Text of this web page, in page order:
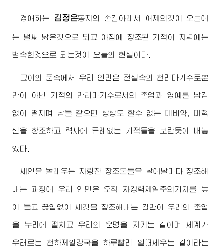
경애하는 김정은동지 의 손길아래서 어제의것이 오늘에
는 벌써 낡은것으로 되고 아침에 창조된 기적이 저녁에는
범속한것으로 되는것이 오늘의 현실이다.
그이의 품속에서 우리 인민은 전설속의 천리마기수로뿐
만이 아닌 기적의 만리마기수로서의 존엄과 영예를 남김
없이 떨치며 남들 같으면 상상도 할수 없는 대비약, 대혁
신을 창조하고 력사에 류례없는 기적들을 보란듯이 내놓
았다.
세인을 놀래우는 자랑찬 창조물들을 날에날마다 창조해
내는 과정에 우리 인민은 오직 자강력제일주의기치를 높
이 들고 끊임없이 새것을 창조해내는 길만이 우리의 존엄
을 누리에 떨치고 우리의 운명을 지키는 길이며 세계가
우러르는 천하제일강국을 하루빨리 일떠세우는 길이라는